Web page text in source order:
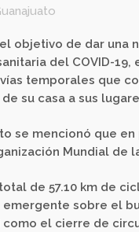
objetivo de dar una
del COVID-
temporales que
su casa a sus
se mencionó que
Mundial de
de 57.10 km de
sobre el
como el cierre de